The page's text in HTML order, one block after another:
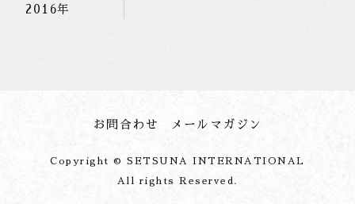
2016年
お問合わせ メールマガジン
Copyright © SETSUNA INTERNATIONAL
All rights Reserved.